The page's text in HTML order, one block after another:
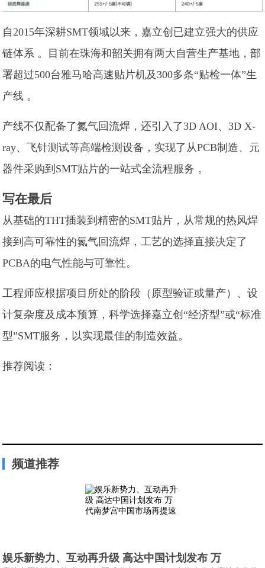
自2015年深耕SMT领域以来，嘉立创已建立强大的供应
链体系 。目前在珠海和韶关拥有两大自营生产基地，部
署超过500台雅马哈高速贴片机及300多条“贴检一体”生
产线 。
产线不仅配备了氮气回流焊，还引入了3D AOI、3D X-
ray、飞针测试等高端检测设备，实现了从PCB制造、元
器件采购到SMT贴片的一站式全流程服务 。
写在最后
从基础的THT插装到精密的SMT贴片，从常规的热风焊
接到高可靠性的氮气回流焊，工艺的选择直接决定了
PCBA的电气性能与可靠性。
工程师应根据项目所处的阶段（原型验证或量产）、设
计复杂度及成本预算，科学选择嘉立创“经济型”或“标准
型”SMT服务，以实现最佳的制造效益。
推荐阅读：
频道推荐
娱乐新势力、互动再升级 高达中国计划发布 万